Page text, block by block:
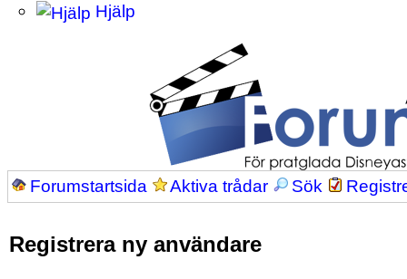
Hjälp
Forumstartsida Aktiva trådar Sök
Registrera ny användare